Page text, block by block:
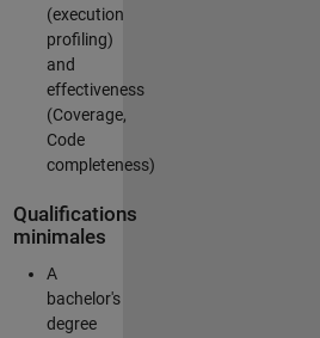
(execution
profiling)
and
effectiveness
(Coverage,
Code
completeness)
Qualifications
minimales
A
bachelor's
degree